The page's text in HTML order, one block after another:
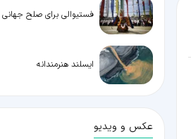
فستیوالی برای صلح جهانی
ایسلند هنرمندانه
عکس و ویدیو